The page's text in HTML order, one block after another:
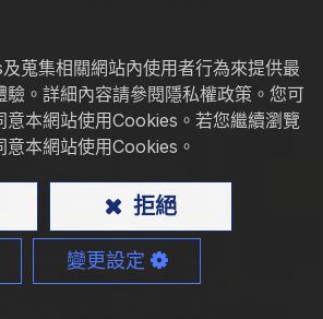
蒐集相關網站內使用者行為來提供最
驗。詳細內容請參閱隱私權政策。您可
意本網站使用Cookies。若您繼續瀏覽
本網站使用Cookies。
拒絕
變更設定